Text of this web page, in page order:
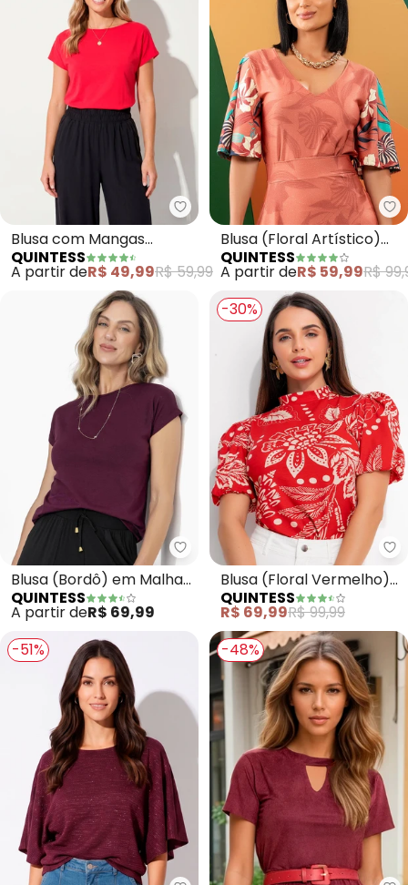
Quintess - Blusa com Mangas
Blusa com Mangas
Curtas (Bordô)
QUINTESS
A partir deR$ 49,99R$ 59,99
Blusa (Floral Artístico)
em Malha Fria
QUINTESS
A partir deR$ 59,99R$
Quintess - Blusa (Bordô) em
Blusa (Bordô) em Malha
de Viscose
QUINTESS
A partir deR$ 69,99
-30%
Blusa (Floral Vermelho)
em Malha de Viscose
QUINTESS
R$ 69,99R$ 99,99
-51%
-48%